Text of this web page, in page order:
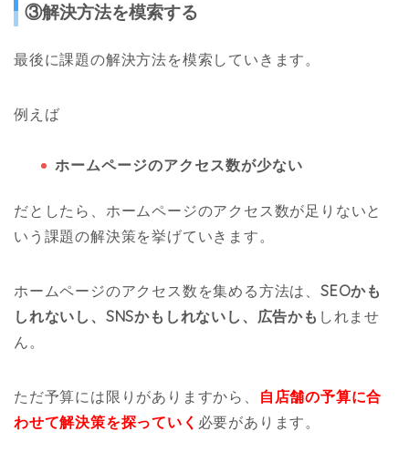
③解決方法を模索する
最後に課題の解決方法を模索していきます。
例えば
ホームページのアクセス数が少ない
だとしたら、ホームページのアクセス数が足りないと
いう課題の解決策を挙げていきます。
ホームページのアクセス数を集める方法は、SEOかも
しれないし、SNSかもしれないし、広告かも しれませ
ん。
ただ予算には限りがありますから、
自店舗の予算に合
わせて解決策を探っていく 必要があります。